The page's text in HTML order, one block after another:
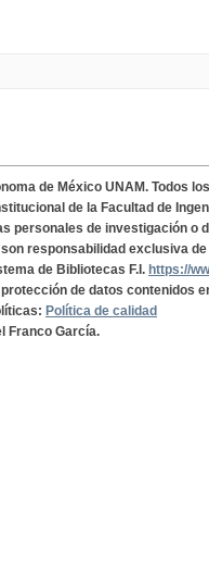
de México UNAM. Todos
de la Facultad de
personales de investigación o
responsabilidad exclusiva
de Bibliotecas F.I. https://
de datos contenidos
Política de calidad
Franco García.